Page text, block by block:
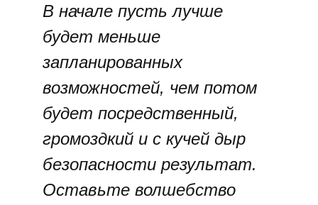
В начале пусть лучше
будет меньше
запланированных
возможностей, чем потом
будет посредственный,
громоздкий и с кучей дыр
безопасности результат.
Оставьте волшебство